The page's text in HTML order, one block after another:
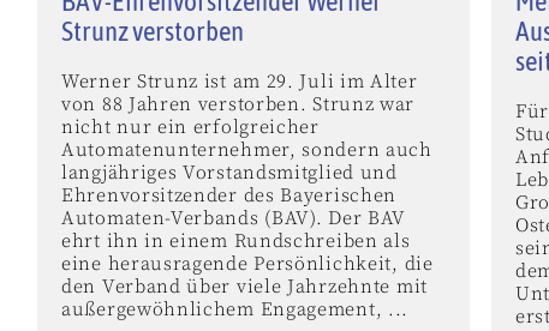
Strunz verstorben
Werner Strunz ist am 29. Juli im Alter
von 88 Jahren verstorben. Strunz war
nicht nur ein erfolgreicher
Automatenunternehmer, sondern auch
langjähriges Vorstandsmitglied und
Ehrenvorsitzender des Bayerischen
Automaten-Verbands (BAV). Der BAV
ehrt ihn in einem Rundschreiben als
eine herausragende Persönlichkeit, die
den Verband über viele Jahrzehnte mit
außergewöhnlichem Engagement, ...